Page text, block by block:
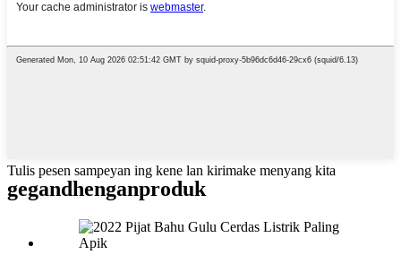
Tulis pesen sampeyan ing kene lan kirimake menyang kita
gegandhenganproduk